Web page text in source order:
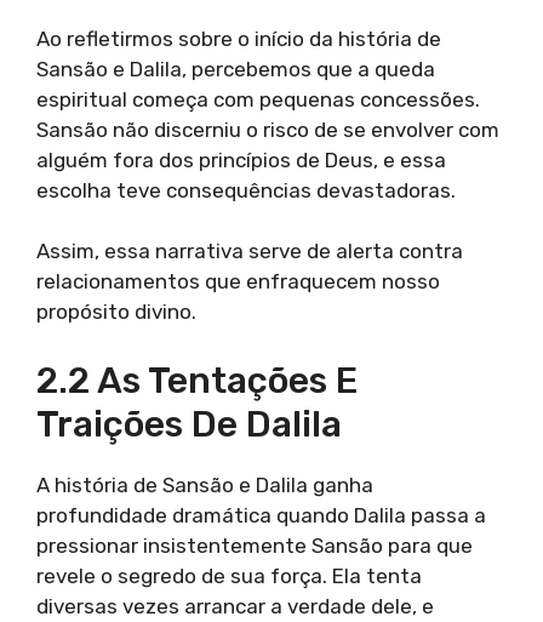
Ao refletirmos sobre o início da história de
Sansão e Dalila, percebemos que a queda
espiritual começa com pequenas concessões.
Sansão não discerniu o risco de se envolver com
alguém fora dos princípios de Deus, e essa
escolha teve consequências devastadoras.
Assim, essa narrativa serve de alerta contra
relacionamentos que enfraquecem nosso
propósito divino.
2.2 As Tentações E
Traições De Dalila
A história de Sansão e Dalila ganha
profundidade dramática quando Dalila passa a
pressionar insistentemente Sansão para que
revele o segredo de sua força. Ela tenta
diversas vezes arrancar a verdade dele, e